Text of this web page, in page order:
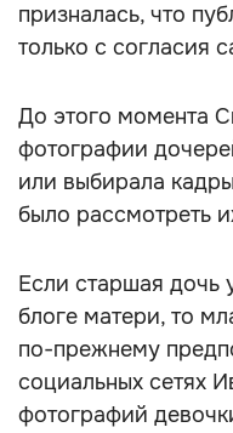
призналась, что
только с согласия
До этого момента
фотографии
или выбирала
было рассмотреть
Если старшая дочь
блоге матери, то
по-прежнему
социальных сетях
фотографий